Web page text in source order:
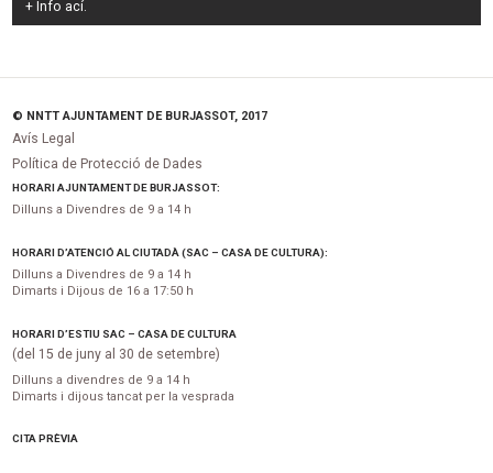
+ Info ací.
© NNTT AJUNTAMENT DE BURJASSOT, 2017
Avís Legal
Política de Protecció de Dades
HORARI AJUNTAMENT DE BURJASSOT:
Dilluns a Divendres de 9 a 14 h
HORARI D’ATENCIÓ AL CIUTADÀ (SAC – CASA DE CULTURA):
Dilluns a Divendres de 9 a 14 h
Dimarts i Dijous de 16 a 17:50 h
HORARI D’ESTIU SAC – CASA DE CULTURA
(del 15 de juny al 30 de setembre)
Dilluns a divendres de 9 a 14 h
Dimarts i dijous tancat per la vesprada
CITA PRÈVIA